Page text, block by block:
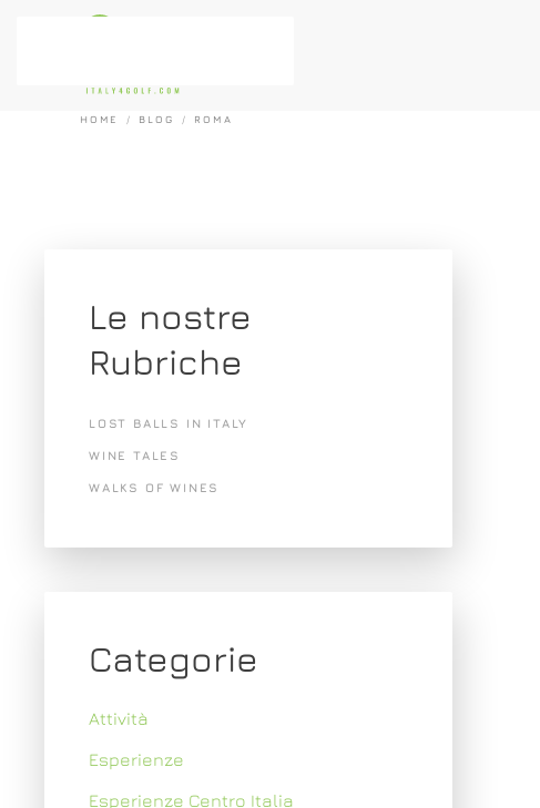
HOME BLOG ROMA
Le nostre
Rubriche
LOST BALLS IN ITALY
WINE TALES
WALKS OF WINES
Categorie
Attività
Esperienze
Esperienze Centro Italia